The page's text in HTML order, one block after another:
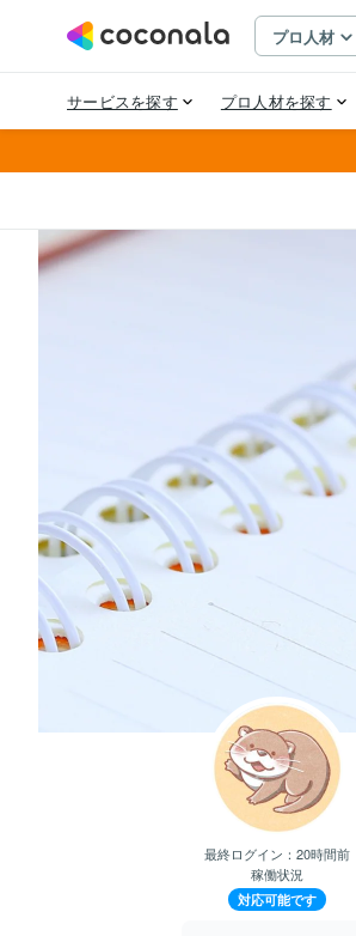
最終ログイン： 20時間前
稼働状況
対応可能です